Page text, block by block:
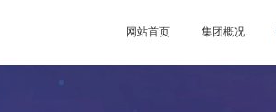
网站首页 集团概况